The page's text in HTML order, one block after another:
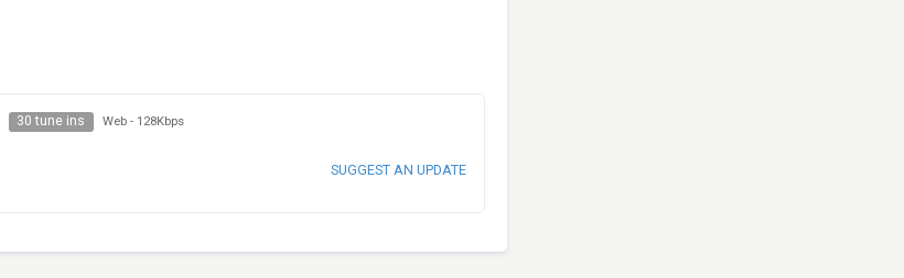
30 tune ins Web - 128Kbps
SUGGEST AN UPDATE